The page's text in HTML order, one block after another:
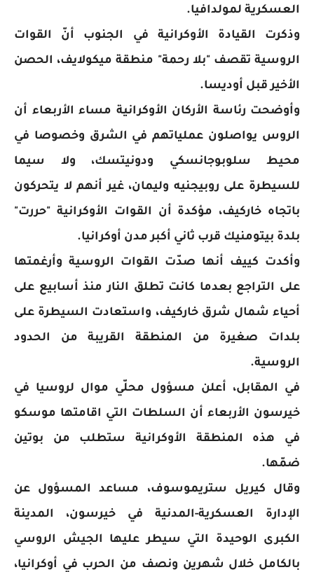
العسكرية لمولدافيا.
وذكرت القيادة الأوكرانية في الجنوب أنّ القوات
الروسية تقصف "بلا رحمة" منطقة ميكولايف، الحصن
الأخير قبل أوديسا.
وأوضحت رئاسة الأركان الأوكرانية مساء الأربعاء أن
الروس يواصلون عملياتهم في الشرق وخصوصا في
محيط سلوبوجانسكي ودونيتسك، ولا سيما
للسيطرة على روبيجنيه وليمان، غير أنهم لا يتحركون
باتجاه خاركيف، مؤكدة أن القوات الأوكرانية "حررت"
بلدة بيتومنيك قرب ثاني أكبر مدن أوكرانيا.
وأكدت كييف أنها صدّت القوات الروسية وأرغمتها
على التراجع بعدما كانت تطلق النار منذ أسابيع على
أحياء شمال شرق خاركيف، واستعادت السيطرة على
بلدات صغيرة من المنطقة القريبة من الحدود
الروسية.
في المقابل، أعلن مسؤول محلّي موال لروسيا في
خيرسون الأربعاء أن السلطات التي اقامتها موسكو
في هذه المنطقة الأوكرانية ستطلب من بوتين
ضمّها.
وقال كيريل ستريموسوف، مساعد المسؤول عن
الإدارة العسكرية-المدنية في خيرسون، المدينة
الكبرى الوحيدة التي سيطر عليها الجيش الروسي
بالكامل خلال شهرين ونصف من الحرب في أوكرانيا،